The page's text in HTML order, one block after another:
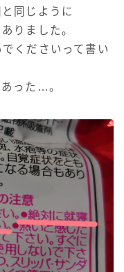
同じように
りました。
くださいって書い
った…。